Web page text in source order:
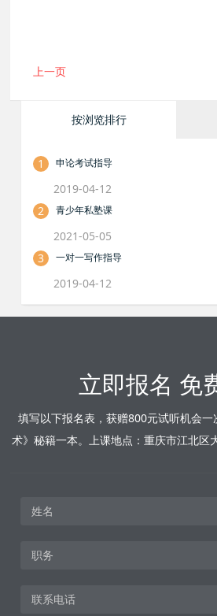
上一页
按浏览排行
1 申论考试指导
2019-04-12
2
青少年私塾课
2021-05-05
3
一对一写作指导
2019-04-12
立即报名 免
填写以下报名表，获赠800元试听机会
术》秘籍一本。上课地点：重庆市江北区